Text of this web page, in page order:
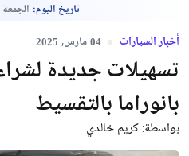
تاريخ اليوم: الجمعة
أخبار السيارات 04 مارس, 2025
تسهيلات جديدة
بانوراما بالتقسيط
بواسطة:كريم خالدي